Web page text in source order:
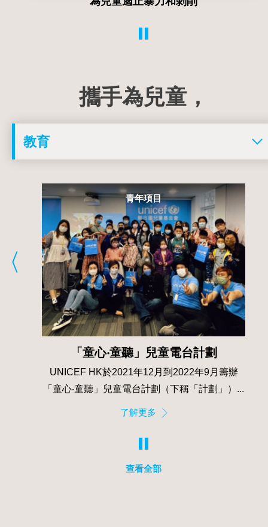
攜手為兒童，
查看全部
青年項目
UNICEF Club
自2007年起，UNICEF HK致力透過UNICEF
Club讓學生以行動實踐世界公民理念。
了解更多